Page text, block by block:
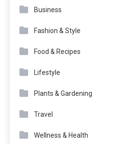
Business
Fashion & Style
Food & Recipes
Lifestyle
Plants & Gardening
Travel
Wellness & Health